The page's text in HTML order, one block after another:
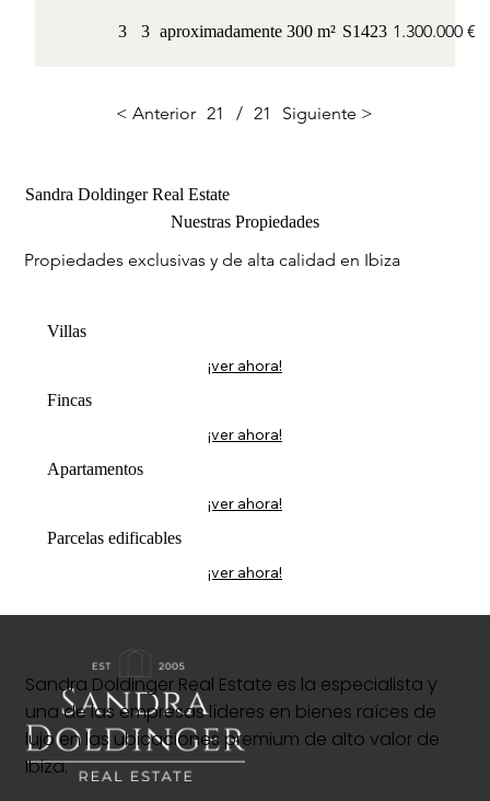
3 3 aproximadamente 300 m² S1423 1.300.000 €
< Anterior 21 / 21 Siguiente >
Sandra Doldinger Real Estate
Nuestras Propiedades
Propiedades exclusivas y de alta calidad en Ibiza
Villas
¡ver ahora!
Fincas
¡ver ahora!
Apartamentos
¡ver ahora!
Parcelas edificables
¡ver ahora!
Sandra Doldinger Real Estate es la especialista y
una de las empresas líderes en bienes raíces de
lujo en las ubicaciones premium de alto valor de
Ibiza.